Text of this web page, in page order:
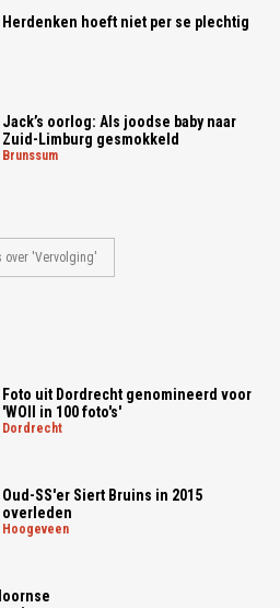
Herdenken hoeft niet per se plechtig
Jack’s oorlog: Als joodse baby naar
Zuid-Limburg gesmokkeld
brunssum
over 'Vervolging'
Foto uit Dordrecht genomineerd voor
'WOII in 100 foto's'
dordrecht
Oud-SS'er Siert Bruins in 2015
overleden
hoogeveen